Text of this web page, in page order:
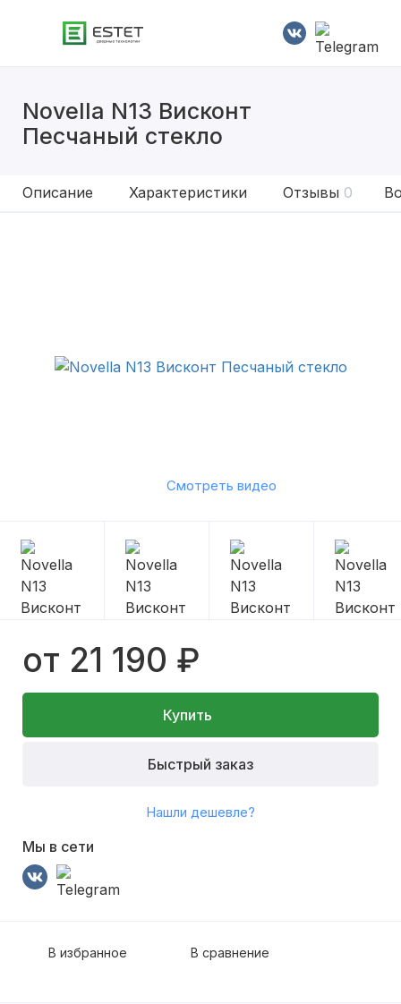
Novella N13 Висконт
Песчаный стекло
Описание Характеристики Отзывы 0
Смотреть видео
от 21 190 ₽
Купить
Быстрый заказ
Нашли дешевле?
Мы в сети
В избранное В сравнение